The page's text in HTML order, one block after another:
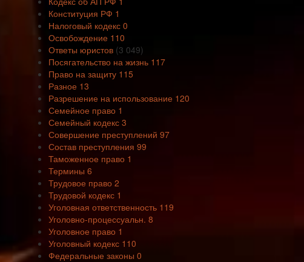
Конституция РФ 1
Налоговый кодекс 0
Освобождение 110
Ответы юристов (3 049)
Посягательство на жизнь 117
Право на защиту 115
Разное 13
Разрешение на использование 120
Семейное право 1
Семейный кодекс 3
Совершение преступлений 97
Состав преступления 99
Таможенное право 1
Термины 6
Трудовое право 2
Трудовой кодекс 1
Уголовная ответственность 119
Уголовно-процессуальн. 8
Уголовное право 1
Уголовный кодекс 110
Федеральные законы 0